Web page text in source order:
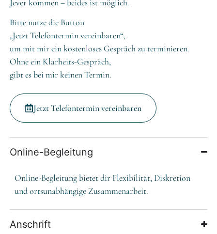
Jever kommen – beides ist möglich.
Bitte nutze die Button
„Jetzt Telefontermin vereinbaren“,
um mit mir ein kostenloses Gespräch zu terminieren.
Ohne ein Klarheits-Gespräch,
gibt es bei mir keinen Termin.
Jetzt Telefontermin vereinbaren
Online-Begleitung
Online-Begleitung bietet dir Flexibilität, Diskretion
und ortsunabhängige Zusammenarbeit.
Anschrift